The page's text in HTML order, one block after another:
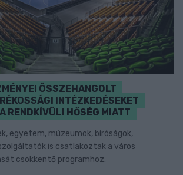
ÖSSZEHANGOLT
INTÉZKEDÉSEKET
RENDKÍVÜLI HŐSÉG MIATT
egyetem, múzeumok, bíróságok,
is csatlakoztak a város
csökkentő programhoz.